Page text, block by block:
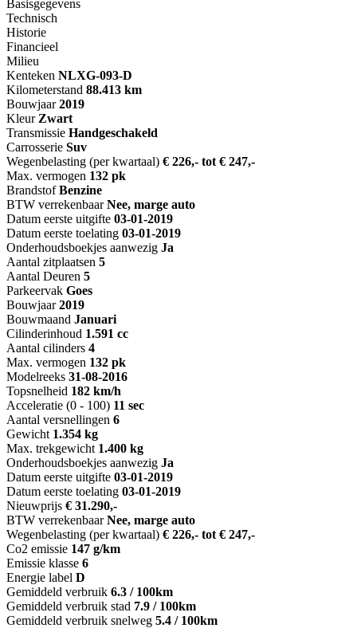
Basisgegevens
Technisch
Historie
Financieel
Milieu
Kenteken NLXG-093-D
Kilometerstand 88.413 km
Bouwjaar 2019
Kleur Zwart
Transmissie Handgeschakeld
Carrosserie Suv
Wegenbelasting (per kwartaal) € 226,- tot € 247,-
Max. vermogen 132 pk
Brandstof Benzine
BTW verrekenbaar Nee, marge auto
Datum eerste uitgifte 03-01-2019
Datum eerste toelating 03-01-2019
Onderhoudsboekjes aanwezig Ja
Aantal zitplaatsen 5
Aantal Deuren 5
Parkeervak Goes
Bouwjaar 2019
Bouwmaand Januari
Cilinderinhoud 1.591 cc
Aantal cilinders 4
Max. vermogen 132 pk
Modelreeks 31-08-2016
Topsnelheid 182 km/h
Acceleratie (0 - 100) 11 sec
Aantal versnellingen 6
Gewicht 1.354 kg
Max. trekgewicht 1.400 kg
Onderhoudsboekjes aanwezig Ja
Datum eerste uitgifte 03-01-2019
Datum eerste toelating 03-01-2019
Nieuwprijs € 31.290,-
BTW verrekenbaar Nee, marge auto
Wegenbelasting (per kwartaal) € 226,- tot € 247,-
Co2 emissie 147 g/km
Emissie klasse 6
Energie label D
Gemiddeld verbruik 6.3 / 100km
Gemiddeld verbruik stad 7.9 / 100km
Gemiddeld verbruik snelweg 5.4 / 100km